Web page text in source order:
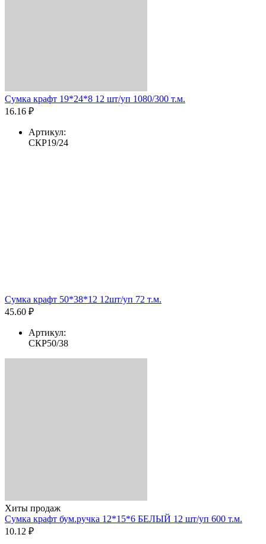
Сумка крафт 19*24*8 12 шт/уп 1080/300 т.м.
16.16 ₽
Артикул:
СКР19/24
Сумка крафт 50*38*12 12шт/уп 72 т.м.
45.60 ₽
Артикул:
СКР50/38
Хиты продаж
Сумка крафт бум.ручка 12*15*6 БЕЛЫЙ 12 шт/уп 600 т.м.
10.12 ₽